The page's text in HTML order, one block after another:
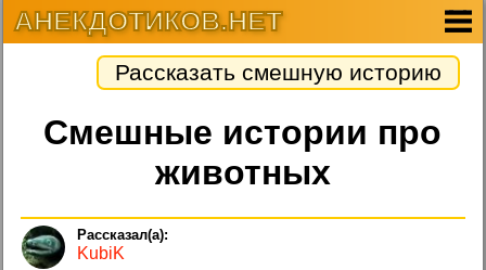
АНЕКДОТИКОВ.НЕТ
Рассказать смешную историю
Смешные истории про
животных
KubiK